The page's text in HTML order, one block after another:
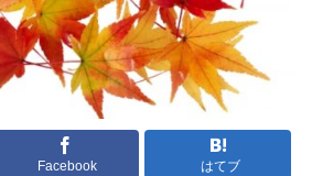
Facebook はてブ